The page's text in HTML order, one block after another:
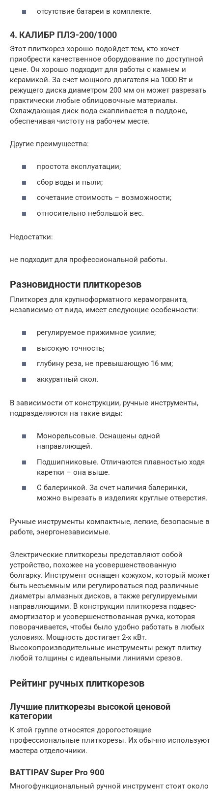
отсутствие батареи в комплекте.
4. КАЛИБР ПЛЭ-200/1000
Этот плиткорез хорошо подойдет тем, кто хочет
приобрести качественное оборудование по доступной
цене. Он хорошо подходит для работы с камнем и
керамикой. За счет мощного двигателя на 1000 Вт и
режущего диска диаметром 200 мм он может разрезать
практически любые облицовочные материалы.
Охлаждающая диск вода скапливается в поддоне,
обеспечивая чистоту на рабочем месте.
Другие преимущества:
простота эксплуатации;
сбор воды и пыли;
сочетание стоимость – возможности;
относительно небольшой вес.
Недостатки:
не подходит для профессиональной работы.
Разновидности плиткорезов
Плиткорез для крупноформатного керамогранита,
независимо от вида, имеет следующие особенности:
регулируемое прижимное усилие;
высокую точность;
глубину реза, не превышающую 16 мм;
аккуратный скол.
В зависимости от конструкции, ручные инструменты,
подразделяются на такие виды:
Монорельсовые. Оснащены одной
направляющей.
Подшипниковые. Отличаются плавностью ходя
каретки – она выше.
С балеринкой. За счет наличия балеринки,
можно вырезать в изделиях круглые отверстия.
Ручные инструменты компактные, легкие, безопасные в
работе, энергонезависимые.
Электрические плиткорезы представляют собой
устройство, похожее на усовершенствованную
болгарку. Инструмент оснащен кожухом, который может
быть несъемным или регулироваться под различные
диаметры алмазных дисков, а также регулируемыми
направляющими. В конструкции плиткореза подвес-
амортизатор и усовершенствованная ручка, которая
поворачивается, чтобы было удобно работать в любых
условиях. Мощность достигает 2-х кВт.
Высокопроизводительные инструменты режут плитку
любой толщины с идеальными линиями срезов.
Рейтинг ручных плиткорезов
Лучшие плиткорезы высокой ценовой
категории
К этой группе относятся дорогостоящие
профессиональные плиткорезы. Их обычно используют
мастера отделочники.
BATTIPAV Super Pro 900
Многофункциональный ручной инструмент стоит около